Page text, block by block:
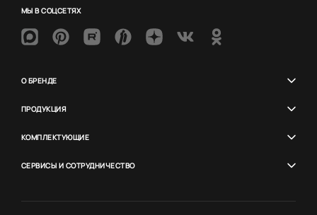
МЫ В СОЦСЕТЯХ
О БРЕНДЕ
ПРОДУКЦИЯ
КОМПЛЕКТУЮЩИЕ
СЕРВИСЫ И СОТРУДНИЧЕСТВО